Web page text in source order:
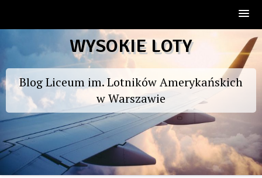
to
WYSOKIE LOTY
Blog Liceum im. Lotników Amerykańskich
w Warszawie